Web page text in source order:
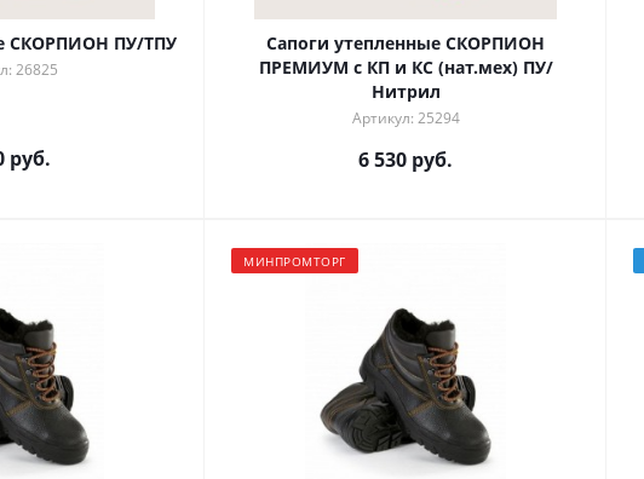
СКОРПИОН ПУ/ТПУ
26825
руб.
Сапоги утепленные СКОРПИОН
ПРЕМИУМ с КП и КС (нат.мех) ПУ/
Нитрил
Артикул: 25294
6 530 руб.
МИНПРОМТОРГ